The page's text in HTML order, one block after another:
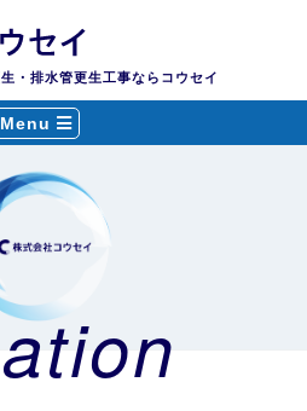
・排水管更生工事ならコウセイ
Menu